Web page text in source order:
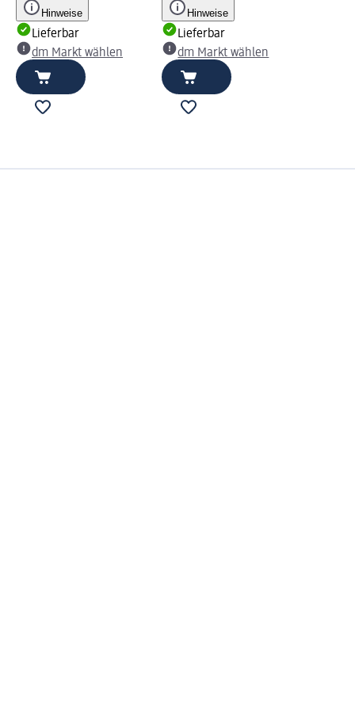
Hinweise
Lieferbar
dm Markt wählen
Hinweise
Lieferbar
dm Markt wählen